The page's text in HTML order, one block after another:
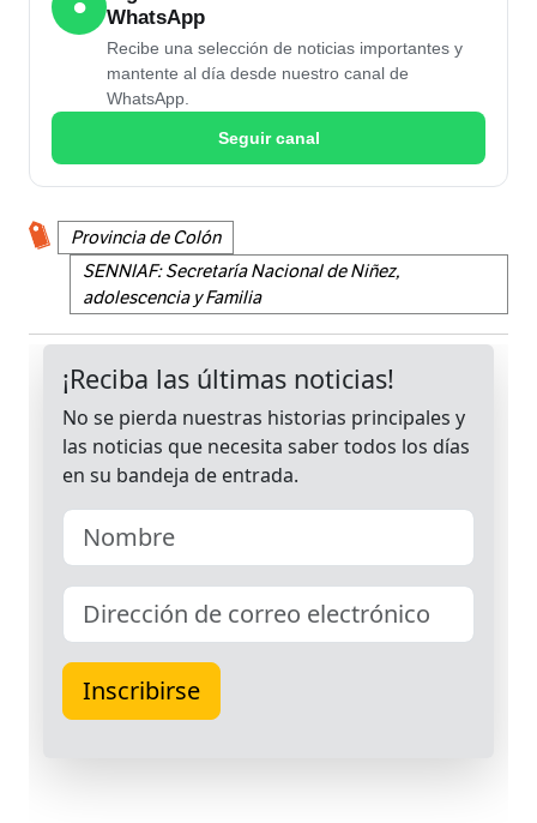
●
WhatsApp
Recibe una selección de noticias importantes y
mantente al día desde nuestro canal de
WhatsApp.
Seguir canal
Provincia de Colón
SENNIAF: Secretaría Nacional de Niñez,
adolescencia y Familia